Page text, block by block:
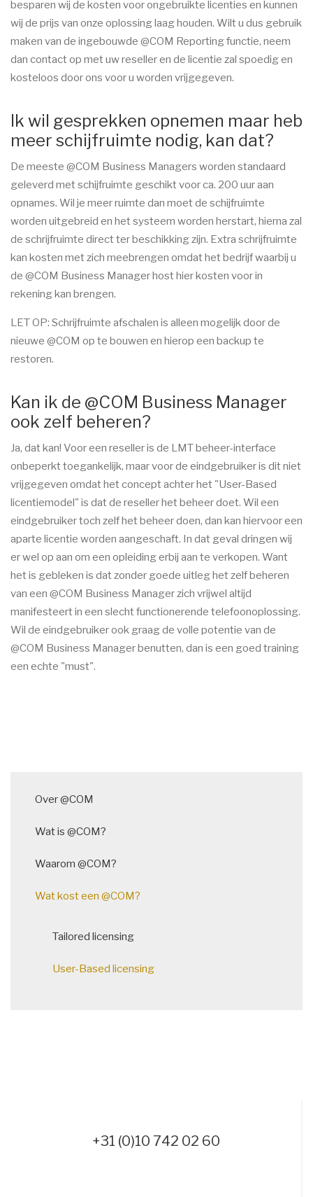
besparen wij de kosten voor ongebruikte licenties en kunnen
wij de prijs van onze oplossing laag houden. Wilt u dus gebruik
maken van de ingebouwde @COM Reporting functie, neem
dan contact op met uw reseller en de licentie zal spoedig en
kosteloos door ons voor u worden vrijgegeven.
Ik wil gesprekken opnemen maar heb
meer schijfruimte nodig, kan dat?
De meeste @COM Business Managers worden standaard
geleverd met schijfruimte geschikt voor ca. 200 uur aan
opnames. Wil je meer ruimte dan moet de schijfruimte
worden uitgebreid en het systeem worden herstart, hierna zal
de schrijfruimte direct ter beschikking zijn. Extra schrijfruimte
kan kosten met zich meebrengen omdat het bedrijf waarbij u
de @COM Business Manager host hier kosten voor in
rekening kan brengen.
LET OP: Schrijfruimte afschalen is alleen mogelijk door de
nieuwe @COM op te bouwen en hierop een backup te
restoren.
Kan ik de @COM Business Manager
ook zelf beheren?
Ja, dat kan! Voor een reseller is de LMT beheer-interface
onbeperkt toegankelijk, maar voor de eindgebruiker is dit niet
vrijgegeven omdat het concept achter het "User-Based
licentiemodel" is dat de reseller het beheer doet. Wil een
eindgebruiker toch zelf het beheer doen, dan kan hiervoor een
aparte licentie worden aangeschaft. In dat geval dringen wij
er wel op aan om een opleiding erbij aan te verkopen. Want
het is gebleken is dat zonder goede uitleg het zelf beheren
van een @COM Business Manager zich vrijwel altijd
manifesteert in een slecht functionerende telefoonoplossing.
Wil de eindgebruiker ook graag de volle potentie van de
@COM Business Manager benutten, dan is een goed training
een echte "must".
navigation
Over @COM
Wat is @COM?
Waarom @COM?
Wat kost een @COM?
Tailored licensing
User-Based licensing
+31 (0)10 742 02 60